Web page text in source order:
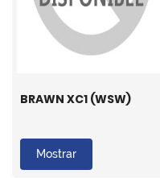
BRAWN XC1 (WSW)
Mostrar